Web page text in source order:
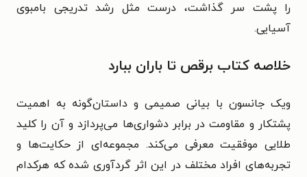
را پشت سر گذاشت، درست مثل رشد تدریجی بامبوی
آسیایی.
خلاصه کتاب برقص تا باران ببارد
ویک جانسون با بیانی صمیمی و داستان‌گونه به اهمیت
پشتکار و مقاومت در برابر دشواری‌ها می‌پردازد و آن را کلید
طلایی موفقیت معرفی می‌کند. مجموعه‌ای از حکایت‌ها و
تجربه‌های افراد مختلف در این اثر گردآوری شده که هرکدام